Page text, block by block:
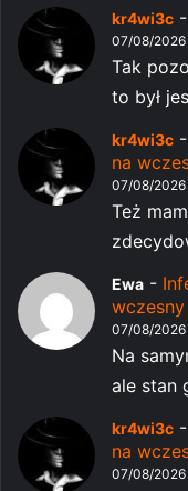
kr4wi3c -
07/08/2026
Tak
to był
kr4wi3c -
na
07/08/2026
Też
Ewa -
07/08/2026
Na
ale stan
kr4wi3c -
na
07/08/2026